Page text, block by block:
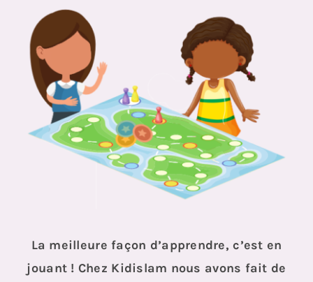
La meilleure façon d’apprendre, c’est en
jouant ! Chez Kidislam nous avons fait de